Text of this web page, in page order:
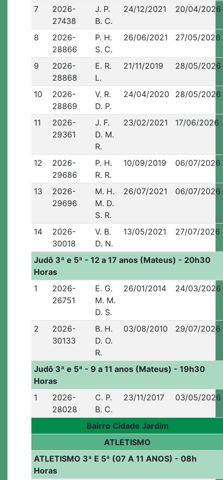
7
2026-
27438
J. P.
B. C.
24/12/2021 20/04/2026
8
2026-
28866
P. H.
S. C.
26/06/2021 27/05/2026
9
2026-
28868
E. R.
L.
21/11/2019 28/05/2026
10
2026-
28869
V. R.
D. P.
24/04/2020 28/05/2026
11
2026-
29361
J. F.
D. M.
R.
23/02/2021 17/06/2026
12
2026-
29686
P. H.
R. R.
10/09/2019 06/07/2026
13
2026-
29696
M. H.
M. D.
S. R.
26/07/2021 06/07/2026
14
2026-
30018
V. B.
D. N.
13/05/2021 27/07/2026
Judô 3ª e 5ª - 12 a 17 anos (Mateus) - 20h30
Horas
1
2026-
26751
E. G.
M. M.
D. S.
26/01/2014 24/03/2026
2
2026-
30133
B. H.
D. O.
R.
03/08/2010 29/07/2026
Judô 3ª e 5ª - 9 a 11 anos (Mateus) - 19h30
Horas
1
2026-
28028
C. P.
B. C.
23/11/2017 03/05/2026
Bairro Cidade Jardim
ATLETISMO
ATLETISMO 3ª E 5ª (07 A 11 ANOS) - 08h
Horas